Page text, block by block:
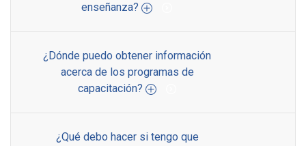
enseñanza?
¿Dónde puedo obtener información
acerca de los programas de
capacitación?
¿Qué debo hacer si tengo que